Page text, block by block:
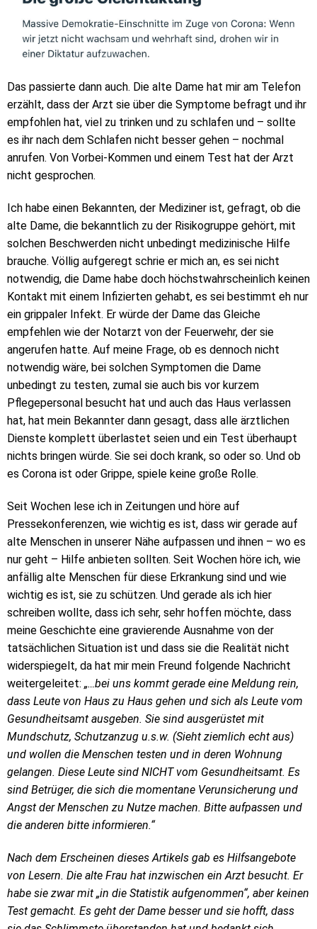
Das passierte dann auch. Die alte Dame hat mir am Telefon
erzählt, dass der Arzt sie über die Symptome befragt und ihr
empfohlen hat, viel zu trinken und zu schlafen und – sollte
es ihr nach dem Schlafen nicht besser gehen – nochmal
anrufen. Von Vorbei-Kommen und einem Test hat der Arzt
nicht gesprochen.
Ich habe einen Bekannten, der Mediziner ist, gefragt, ob die
alte Dame, die bekanntlich zu der Risikogruppe gehört, mit
solchen Beschwerden nicht unbedingt medizinische Hilfe
brauche. Völlig aufgeregt schrie er mich an, es sei nicht
notwendig, die Dame habe doch höchstwahrscheinlich keinen
Kontakt mit einem Infizierten gehabt, es sei bestimmt eh nur
ein grippaler Infekt. Er würde der Dame das Gleiche
empfehlen wie der Notarzt von der Feuerwehr, der sie
angerufen hatte. Auf meine Frage, ob es dennoch nicht
notwendig wäre, bei solchen Symptomen die Dame
unbedingt zu testen, zumal sie auch bis vor kurzem
Pflegepersonal besucht hat und auch das Haus verlassen
hat, hat mein Bekannter dann gesagt, dass alle ärztlichen
Dienste komplett überlastet seien und ein Test überhaupt
nichts bringen würde. Sie sei doch krank, so oder so. Und ob
es Corona ist oder Grippe, spiele keine große Rolle.
Seit Wochen lese ich in Zeitungen und höre auf
Pressekonferenzen, wie wichtig es ist, dass wir gerade auf
alte Menschen in unserer Nähe aufpassen und ihnen – wo es
nur geht – Hilfe anbieten sollten. Seit Wochen höre ich, wie
anfällig alte Menschen für diese Erkrankung sind und wie
wichtig es ist, sie zu schützen. Und gerade als ich hier
schreiben wollte, dass ich sehr, sehr hoffen möchte, dass
meine Geschichte eine gravierende Ausnahme von der
tatsächlichen Situation ist und dass sie die Realität nicht
widerspiegelt, da hat mir mein Freund folgende Nachricht
weitergeleitet: „…bei uns kommt gerade eine Meldung rein,
dass Leute von Haus zu Haus gehen und sich als Leute vom
Gesundheitsamt ausgeben. Sie sind ausgerüstet mit
Mundschutz, Schutzanzug u.s.w. (Sieht ziemlich echt aus)
und wollen die Menschen testen und in deren Wohnung
gelangen. Diese Leute sind NICHT vom Gesundheitsamt. Es
sind Betrüger, die sich die momentane Verunsicherung und
Angst der Menschen zu Nutze machen. Bitte aufpassen und
die anderen bitte informieren.“
Nach dem Erscheinen dieses Artikels gab es Hilfsangebote
von Lesern. Die alte Frau hat inzwischen ein Arzt besucht. Er
habe sie zwar mit „in die Statistik aufgenommen“, aber keinen
Test gemacht. Es geht der Dame besser und sie hofft, dass